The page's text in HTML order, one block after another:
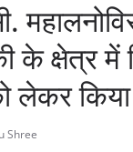
के क्षेत्र में
लेकर
Shree